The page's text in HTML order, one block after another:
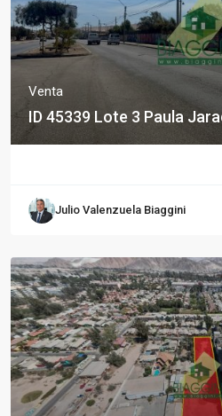
Venta
ID 45339 Lote 3 Paula
Julio Valenzuela Biaggini